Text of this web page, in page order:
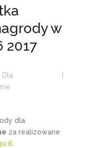
w
2017
Dla
dla
za realizowane
6